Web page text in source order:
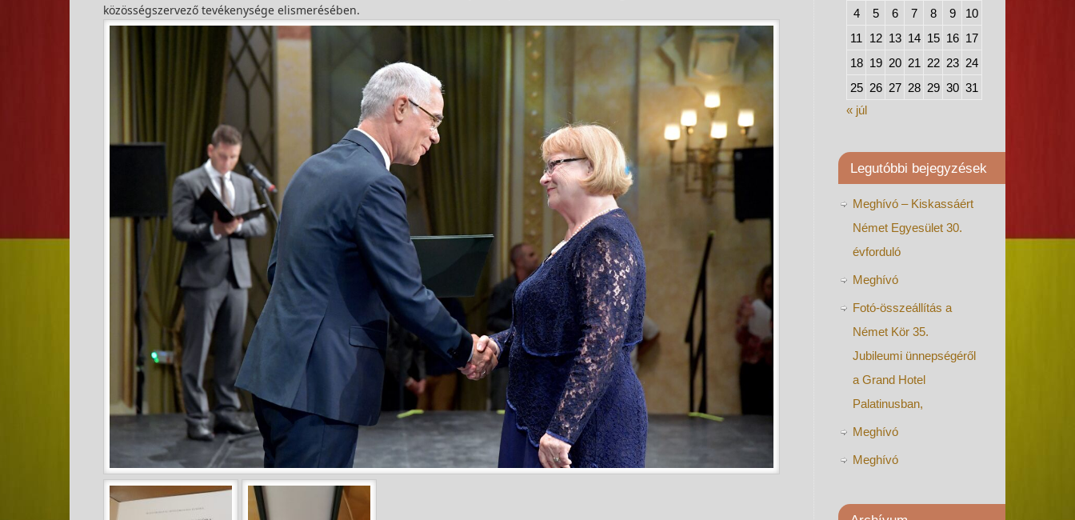
közösségszervező tevékenysége elismerésében.
4
5 6 7 8 9
10
11
12 13 14 15 16 17
18 19 20 21 22 23 24
25 26 27 28 29 30 31
« júl
Legutóbbi bejegyzések
Meghívó – Kiskassáért
Német Egyesület 30.
évforduló
Meghívó
Fotó-összeállítás a
Német Kör 35.
Jubileumi ünnepségéről
a Grand Hotel
Palatinusban,
Meghívó
Meghívó